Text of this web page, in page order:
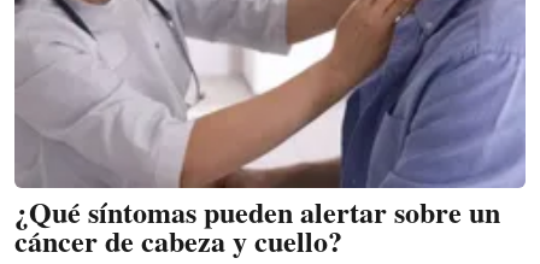
¿Qué síntomas pueden alertar sobre un
cáncer de cabeza y cuello?